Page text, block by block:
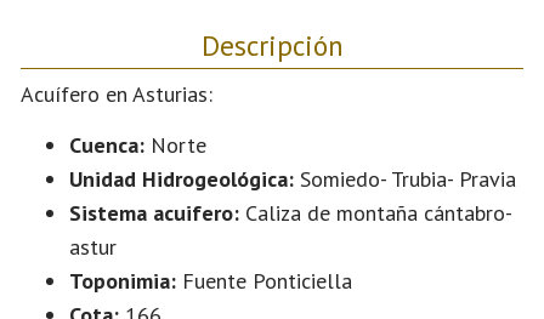
Descripción
Acuífero en Asturias:
Cuenca: Norte
Unidad Hidrogeológica: Somiedo- Trubia- Pravia
Sistema acuifero: Caliza de montaña cántabro-
astur
Toponimia: Fuente Ponticiella